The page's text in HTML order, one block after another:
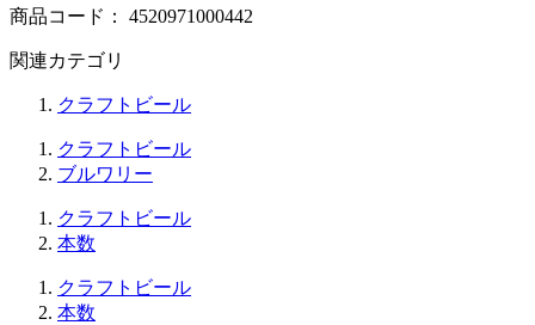
商品コード： 4520971000442
関連カテゴリ
クラフトビール
クラフトビール
ブルワリー
クラフトビール
本数
クラフトビール
本数